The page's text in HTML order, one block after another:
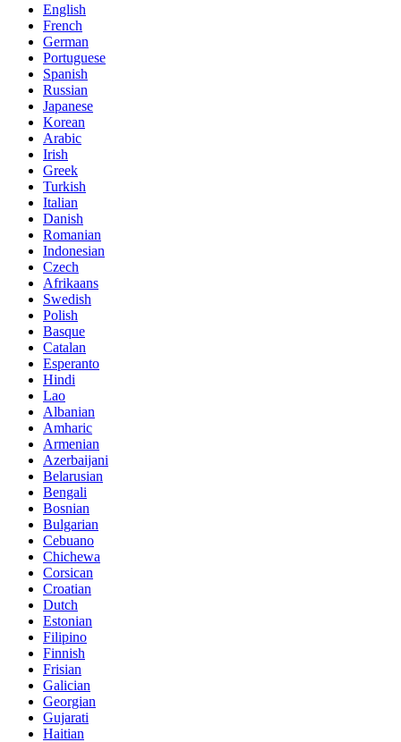
English
French
German
Portuguese
Spanish
Russian
Japanese
Korean
Arabic
Irish
Greek
Turkish
Italian
Danish
Romanian
Indonesian
Czech
Afrikaans
Swedish
Polish
Basque
Catalan
Esperanto
Hindi
Lao
Albanian
Amharic
Armenian
Azerbaijani
Belarusian
Bengali
Bosnian
Bulgarian
Cebuano
Chichewa
Corsican
Croatian
Dutch
Estonian
Filipino
Finnish
Frisian
Galician
Georgian
Gujarati
Haitian